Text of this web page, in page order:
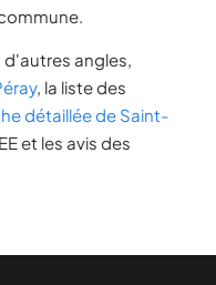
d'autres angles,
, la liste des
détaillée de Saint-
et les avis des